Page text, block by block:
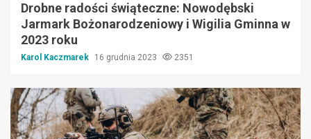
Drobne radości świąteczne: Nowodębski
Jarmark Bożonarodzeniowy i Wigilia Gminna w
2023 roku
Karol Kaczmarek 16 grudnia 2023 2351